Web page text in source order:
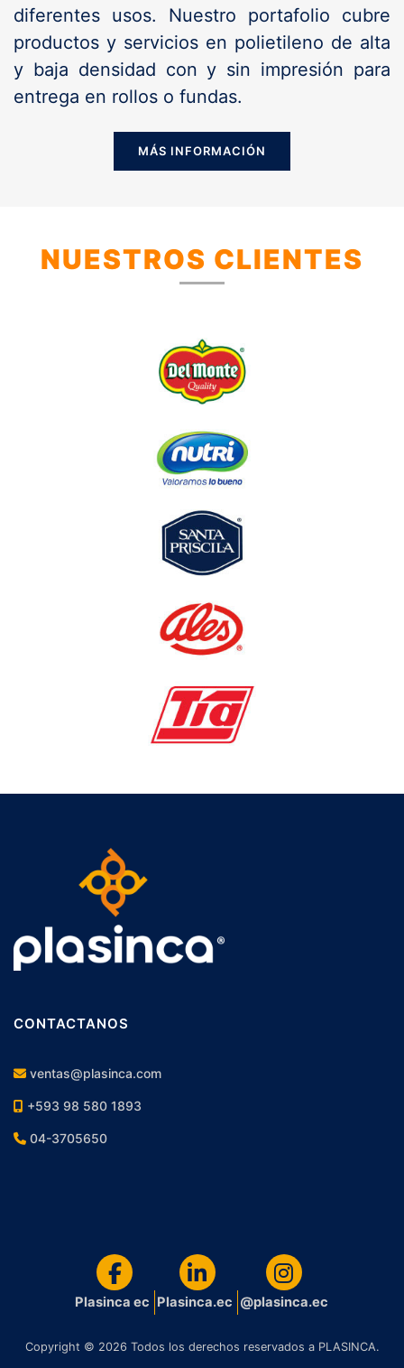
diferentes usos. Nuestro portafolio cubre
productos y servicios en polietileno de alta
y baja densidad con y sin impresión para
entrega en rollos o fundas.
MÁS INFORMACIÓN
NUESTROS CLIENTES
CONTACTANOS
ventas@plasinca.com
+593 98 580 1893
04-3705650
Plasinca ec Plasinca.ec @plasinca.ec
Copyright © 2026 Todos los derechos reservados a PLASINCA.